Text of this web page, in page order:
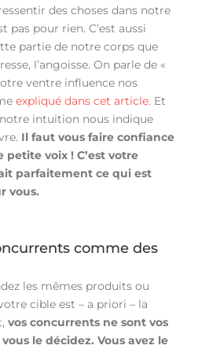
des choses dans notre
pas pour rien. C’est aussi
partie de notre corps que
l’angoisse. On parle de «
ventre influence nos
expliqué dans cet article. Et
intuition nous indique
Il faut vous faire confiance
voix ! C’est votre
parfaitement ce qui est
vous.
comme des
les mêmes produits ou
cible est – a priori – la
vos concurrents ne sont vos
le décidez. Vous avez le